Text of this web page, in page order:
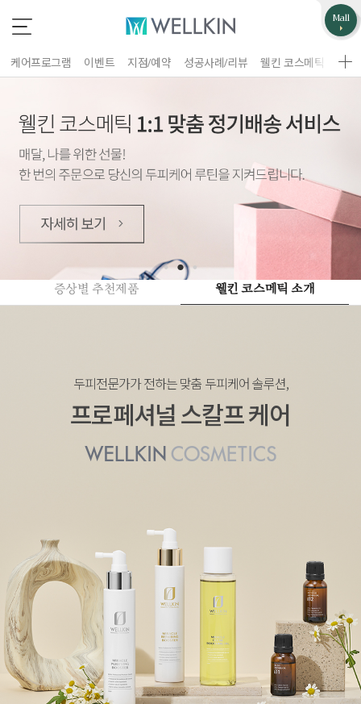
Mall
케어프로그램 이벤트 지점/예약 성공사례/리뷰 웰킨 코스메틱 웰
증상별 추천제품 웰킨 코스메틱 소개
두피전문가가 전하는 맞춤 두피케어 솔루션,
프로페셔널 스칼프 케어
고객불편사항
는 필수 입력 항목
이름
휴대폰 번호
개인정보 수집 및 이용 동의(필수)
업무제휴/광고문의
는 필수 입력 항목
업체명
담당자
홈페이지 주소
개인정보 수집 및 이용 동의(필수) 전체보기
확인